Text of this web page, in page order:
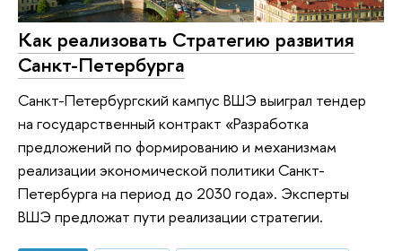
Как реализовать Стратегию развития
Санкт-Петербурга
Санкт-Петербургский кампус ВШЭ выиграл тендер
на государственный контракт «Разработка
предложений по формированию и механизмам
реализации экономической политики Санкт-
Петербурга на период до 2030 года». Эксперты
ВШЭ предложат пути реализации стратегии.